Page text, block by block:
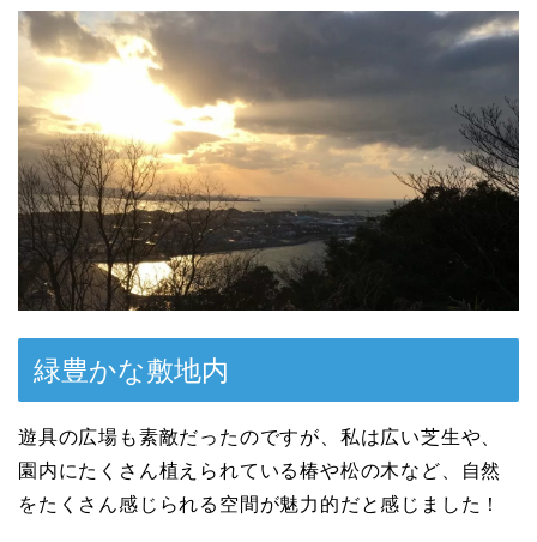
緑豊かな敷地内
遊具の広場も素敵だったのですが、私は広い芝生や、
園内にたくさん植えられている椿や松の木など、自然
をたくさん感じられる空間が魅力的だと感じました！